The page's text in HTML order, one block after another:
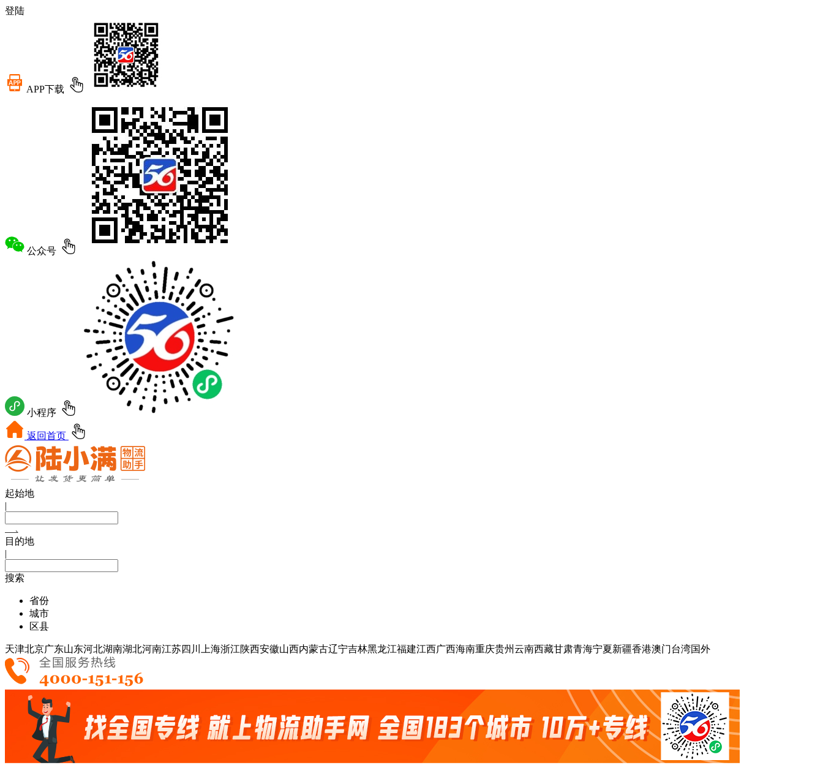
登陆
APP下载
公众号
小程序
返回首页
起始地
|
目的地
|
搜索
省份
城市
区县
天津北京广东山东河北湖南湖北河南江苏四川 上海浙江陕西安徽山西内蒙古辽宁吉林黑龙江福建江西广西海南重庆贵州云南西藏甘肃青海宁夏新疆香港澳门台湾国外